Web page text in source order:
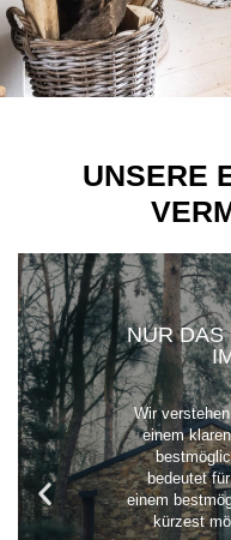
UNSERE
NUR DAS
Wir
einem
bedeutet
einem
kürzest